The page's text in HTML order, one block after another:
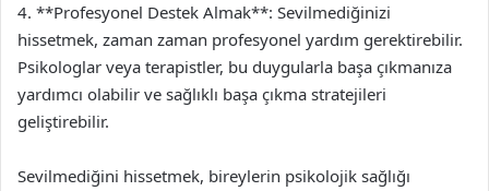
4. **Profesyonel Destek Almak**: Sevilmediğinizi
hissetmek, zaman zaman profesyonel yardım gerektirebilir.
Psikologlar veya terapistler, bu duygularla başa çıkmanıza
yardımcı olabilir ve sağlıklı başa çıkma stratejileri
geliştirebilir.
Sevilmediğini hissetmek, bireylerin psikolojik sağlığı